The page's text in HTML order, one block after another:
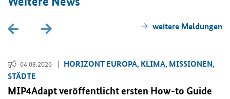
wei­te­re Mel­dun­gen
04.08.2026
HO­RI­ZONT EU­RO­PA, KLIMA, MIS­SIO­NEN,
STÄD­TE
MIP4Adapt ver­öf­fent­licht ers­ten How-to Guide